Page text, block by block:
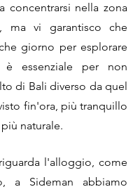
concentrarsi nella zona
ma vi garantisco che
giorno per esplorare
è essenziale per non
di Bali diverso da quel
fin'ora, più tranquillo
naturale.
l'alloggio, come
a Sideman abbiamo